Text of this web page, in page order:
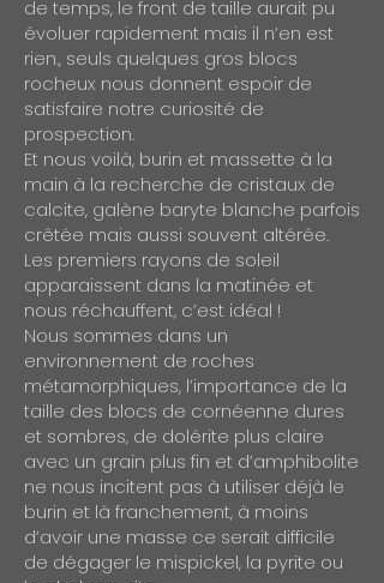
de temps, le front de taille aurait pu
évoluer rapidement mais il n’en est
rien., seuls quelques gros blocs
rocheux nous donnent espoir de
satisfaire notre curiosité de
prospection.
Et nous voilà, burin et massette à la
main à la recherche de cristaux de
calcite, galène baryte blanche parfois
crêtée mais aussi souvent altérée.
Les premiers rayons de soleil
apparaissent dans la matinée et
nous réchauffent, c’est idéal !
Nous sommes dans un
environnement de roches
métamorphiques, l’importance de la
taille des blocs de cornéenne dures
et sombres, de dolérite plus claire
avec un grain plus fin et d’amphibolite
ne nous incitent pas à utiliser déjà le
burin et là franchement, à moins
d’avoir une masse ce serait difficile
de dégager le mispickel, la pyrite ou